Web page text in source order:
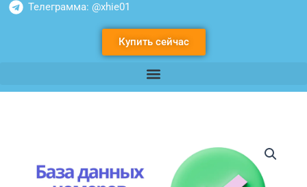
Телеграмма: @xhie01
Купить сейчас
данных